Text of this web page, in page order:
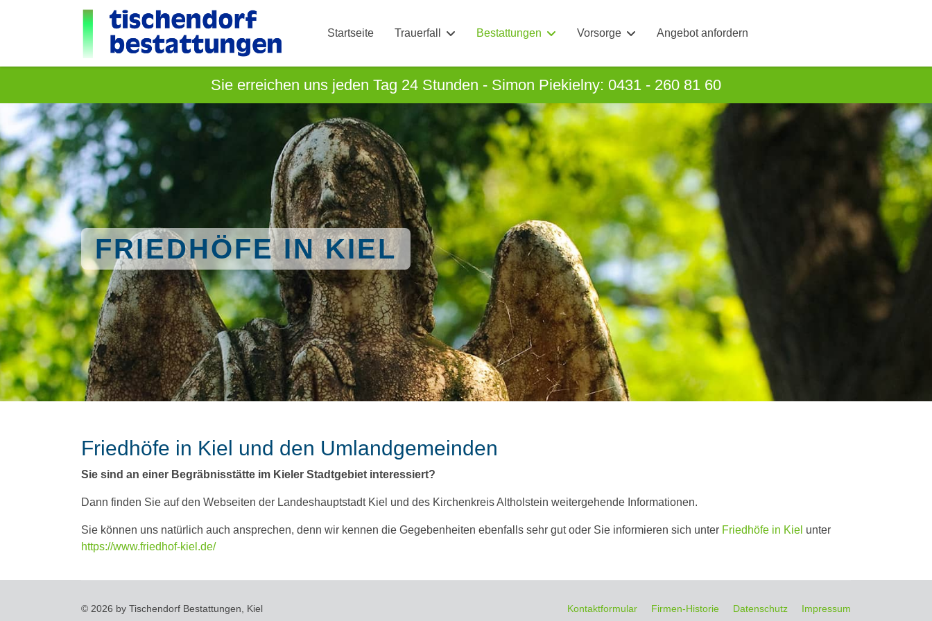
Startseite Trauerfall Bestattungen Vorsorge Angebot anfordern
Sie erreichen uns jeden Tag 24 Stunden - Simon Piekielny: 0431 - 260 81 60
FRIEDHÖFE IN KIEL
Friedhöfe in Kiel und den Umlandgemeinden
Sie sind an einer Begräbnisstätte im Kieler Stadtgebiet interessiert?
Dann finden Sie auf den Webseiten der Landeshauptstadt Kiel und des Kirchenkreis Altholstein weitergehende Informationen.
Sie können uns natürlich auch ansprechen, denn wir kennen die Gegebenheiten ebenfalls sehr gut oder Sie informieren sich unter Friedhöfe in Kiel unter
https://www.friedhof-kiel.de/
© 2026 by Tischendorf Bestattungen, Kiel Kontaktformular Firmen-Historie Datenschutz Impressum